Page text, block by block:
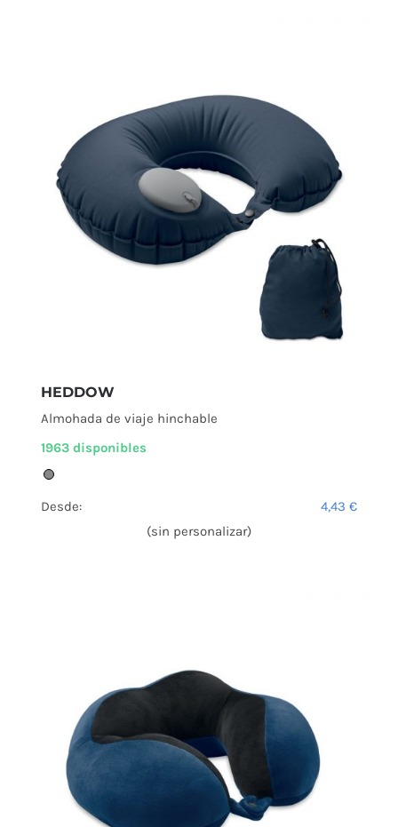
HEDDOW
Almohada de viaje hinchable
1963 disponibles
Desde: 4,43 €
(sin personalizar)